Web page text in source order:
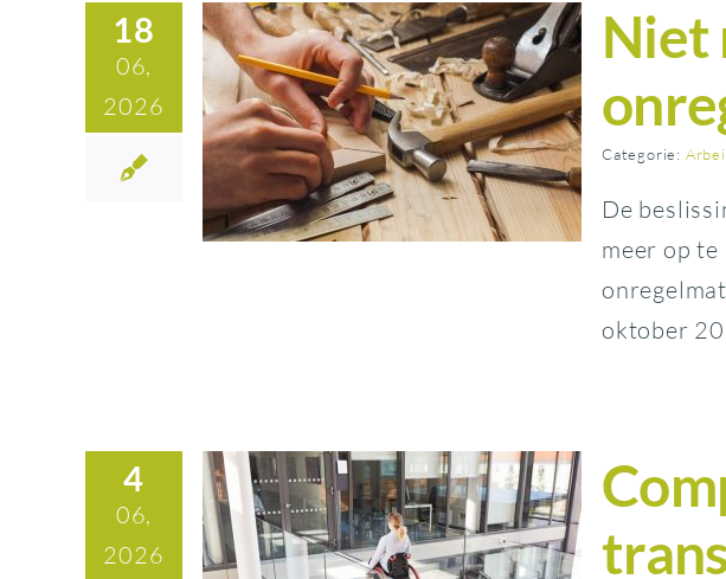
18
06,
2026
Niet
Categorie:
De
meer op
oktober
4
06,
2026